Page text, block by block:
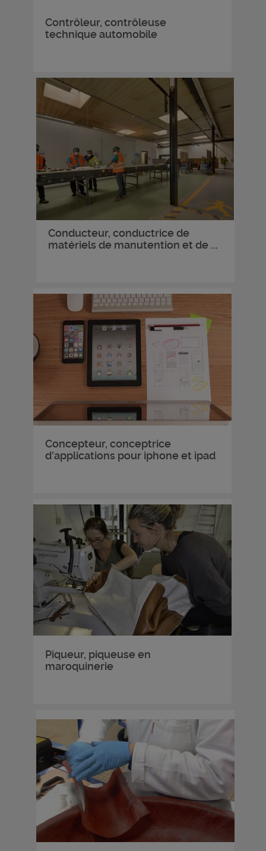
Contrôleur, contrôleuse
technique automobile
Conducteur, conductrice de
matériels de manutention et de ...
Concepteur, conceptrice
d'applications pour iphone et ipad
Piqueur, piqueuse en
maroquinerie